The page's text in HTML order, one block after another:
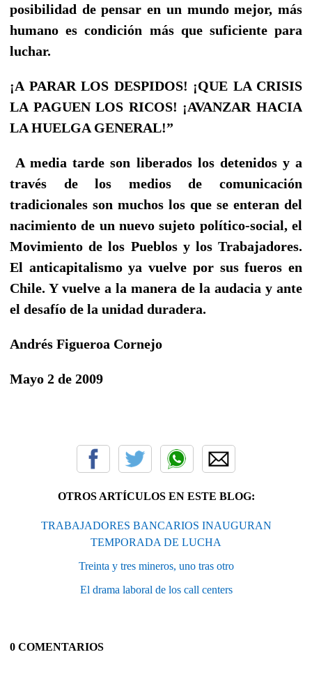
posibilidad de pensar en un mundo mejor, más
humano es condición más que suficiente para
luchar.
¡A PARAR LOS DESPIDOS! ¡QUE LA CRISIS
LA PAGUEN LOS RICOS! ¡AVANZAR HACIA
LA HUELGA GENERAL!”
A media tarde son liberados los detenidos y a
través de los medios de comunicación
tradicionales son muchos los que se enteran del
nacimiento de un nuevo sujeto político-social, el
Movimiento de los Pueblos y los Trabajadores.
El anticapitalismo ya vuelve por sus fueros en
Chile. Y vuelve a la manera de la audacia y ante
el desafío de la unidad duradera.
Andrés Figueroa Cornejo
Mayo 2 de 2009
OTROS ARTÍCULOS EN ESTE BLOG:
TRABAJADORES BANCARIOS INAUGURAN
TEMPORADA DE LUCHA
Treinta y tres mineros, uno tras otro
El drama laboral de los call centers
0 COMENTARIOS